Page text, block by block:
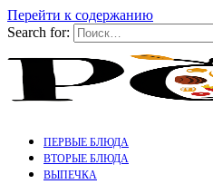
Перейти к содержанию
Search for:
ПЕРВЫЕ БЛЮДА
ВТОРЫЕ БЛЮДА
ВЫПЕЧКА